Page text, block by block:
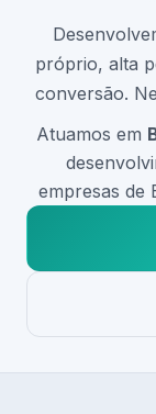
próprio, alta
conversão.
Atuamos em
empresas de